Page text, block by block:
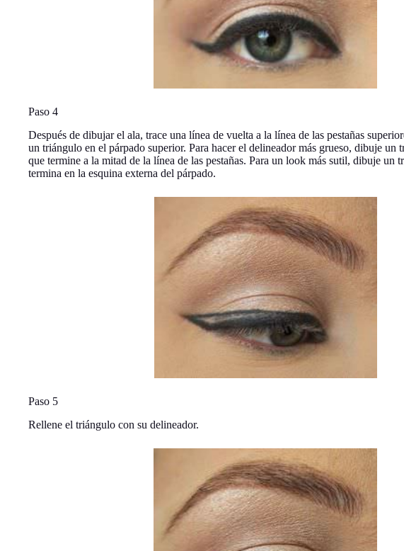
Paso 4
Después de dibujar el ala, trace una línea de vuelta a la línea de las pestañas
un triángulo en el párpado superior. Para hacer el delineador más grueso, dibuje un
que termine a la mitad de la línea de las pestañas. Para un look más sutil, dibuje un
termina en la esquina externa del párpado.
Paso 5
Rellene el triángulo con su delineador.